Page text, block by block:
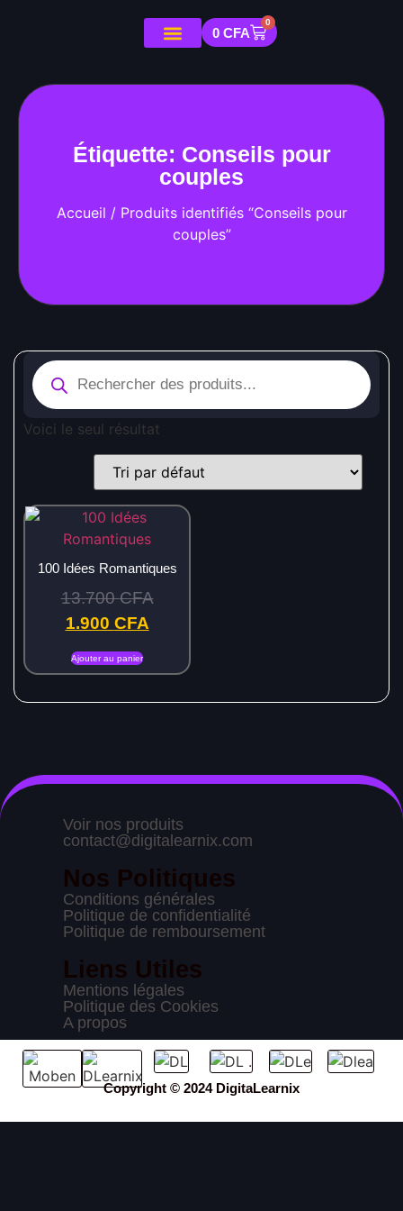
0 CFA
0
Étiquette: Conseils pour
couples
Accueil / Produits identifiés “Conseils pour
couples”
Voici le seul résultat
100 Idées Romantiques
13.700CFA
1.900 CFA
Ajouter au panier
Voir nos produits
contact@digitalearnix.com
Nos Politiques
Conditions générales
Politique de confidentialité
Politique de remboursement
Liens Utiles
Mentions légales
Politique des Cookies
A propos
Copyright © 2024 DigitaLearnix